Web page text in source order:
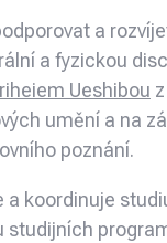
a
a fyzickou
Ueshibou
umění a na
poznání.
a koordinuje
studijních